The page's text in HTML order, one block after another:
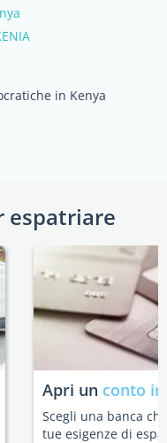
in Kenya
espatriare
Apri un conto
Scegli una banca
tue esigenze di